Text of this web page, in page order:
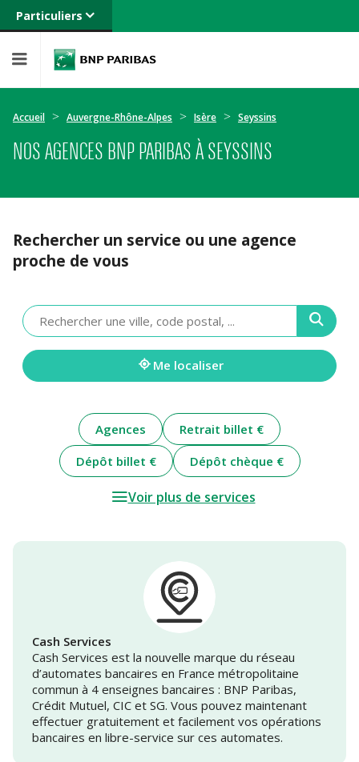
Particuliers
Banque privée
Entreprises
Accueil Auvergne-Rhône-Alpes Isère Seyssins
NOS AGENCES BNP PARIBAS À SEYSSINS
Rechercher un service ou une agence
proche de vous
Veuillez
renseigner
une
adresse
Me localiser
Agences
Retrait billet €
Dépôt billet €
Dépôt chèque €
Voir plus de services
Cash Services
Cash Services est la nouvelle marque du réseau
d’automates bancaires en France métropolitaine
commun à 4 enseignes bancaires : BNP Paribas,
Crédit Mutuel, CIC et SG. Vous pouvez maintenant
effectuer gratuitement et facilement vos opérations
bancaires en libre-service sur ces automates.